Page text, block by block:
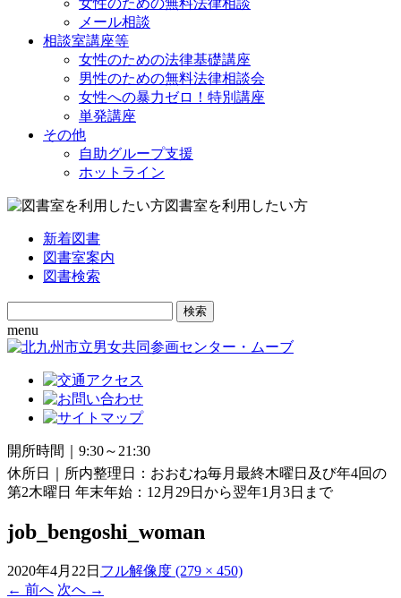
女性のための無料法律相談
メール相談
相談室講座等
女性のための法律基礎講座
男性のための無料法律相談会
女性への暴力ゼロ！特別講座
単発講座
その他
自助グループ支援
ホットライン
図書室を利用したい方
新着図書
図書室案内
図書検索
Search
for:
menu
開所時間｜9:30～21:30
休所日｜所内整理日：おおむね毎月最終木曜日及び年4回の
第2木曜日 年末年始：12月29日から翌年1月3日まで
job_bengoshi_woman
2020年4月22日 フル解像度 (279 × 450)
← 前へ 次へ →